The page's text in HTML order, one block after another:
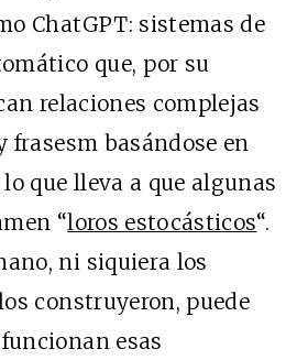
ChatGPT: sistemas de
que, por su
relaciones complejas
frasesm basándose en
que lleva a que algunas
“loros estocásticos“.
ni siquiera los
construyeron, puede
esas